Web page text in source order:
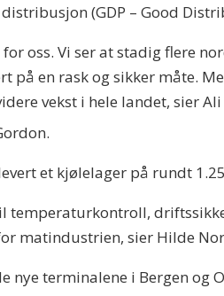
(GDP – Good
oss. Vi ser at stadig flere
på en rask og sikker måte.
vekst i hele landet, sier
et kjølelager på rundt
temperaturkontroll,
matindustrien, sier Hilde
nye terminalene i Bergen og